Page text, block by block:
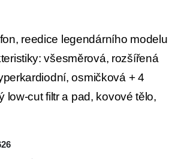
reedice legendárního modelu
všesměrová, rozšířená
osmičková + 4
low-cut filtr a pad, kovové tělo,